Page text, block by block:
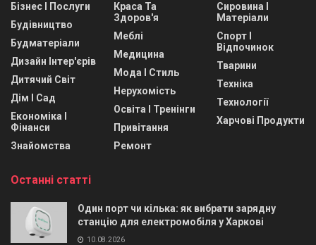
Бізнес І Послуги
Будівництво
Будматеріали
Дизайн Інтер'єрів
Дитячий Світ
Дім І Сад
Економіка І
Фінанси
Знайомства
Краса Та
Здоров'я
Меблі
Медицина
Мода І Стиль
Нерухомість
Освіта І Тренінги
Привітання
Ремонт
Сировина І
Матеріали
Спорт І
Відпочинок
Тварини
Техніка
Технології
Харчові Продукти
Останні статті
Один порт чи кілька: як вибрати зарядну
станцію для електромобіля у Харкові
10.08.2026